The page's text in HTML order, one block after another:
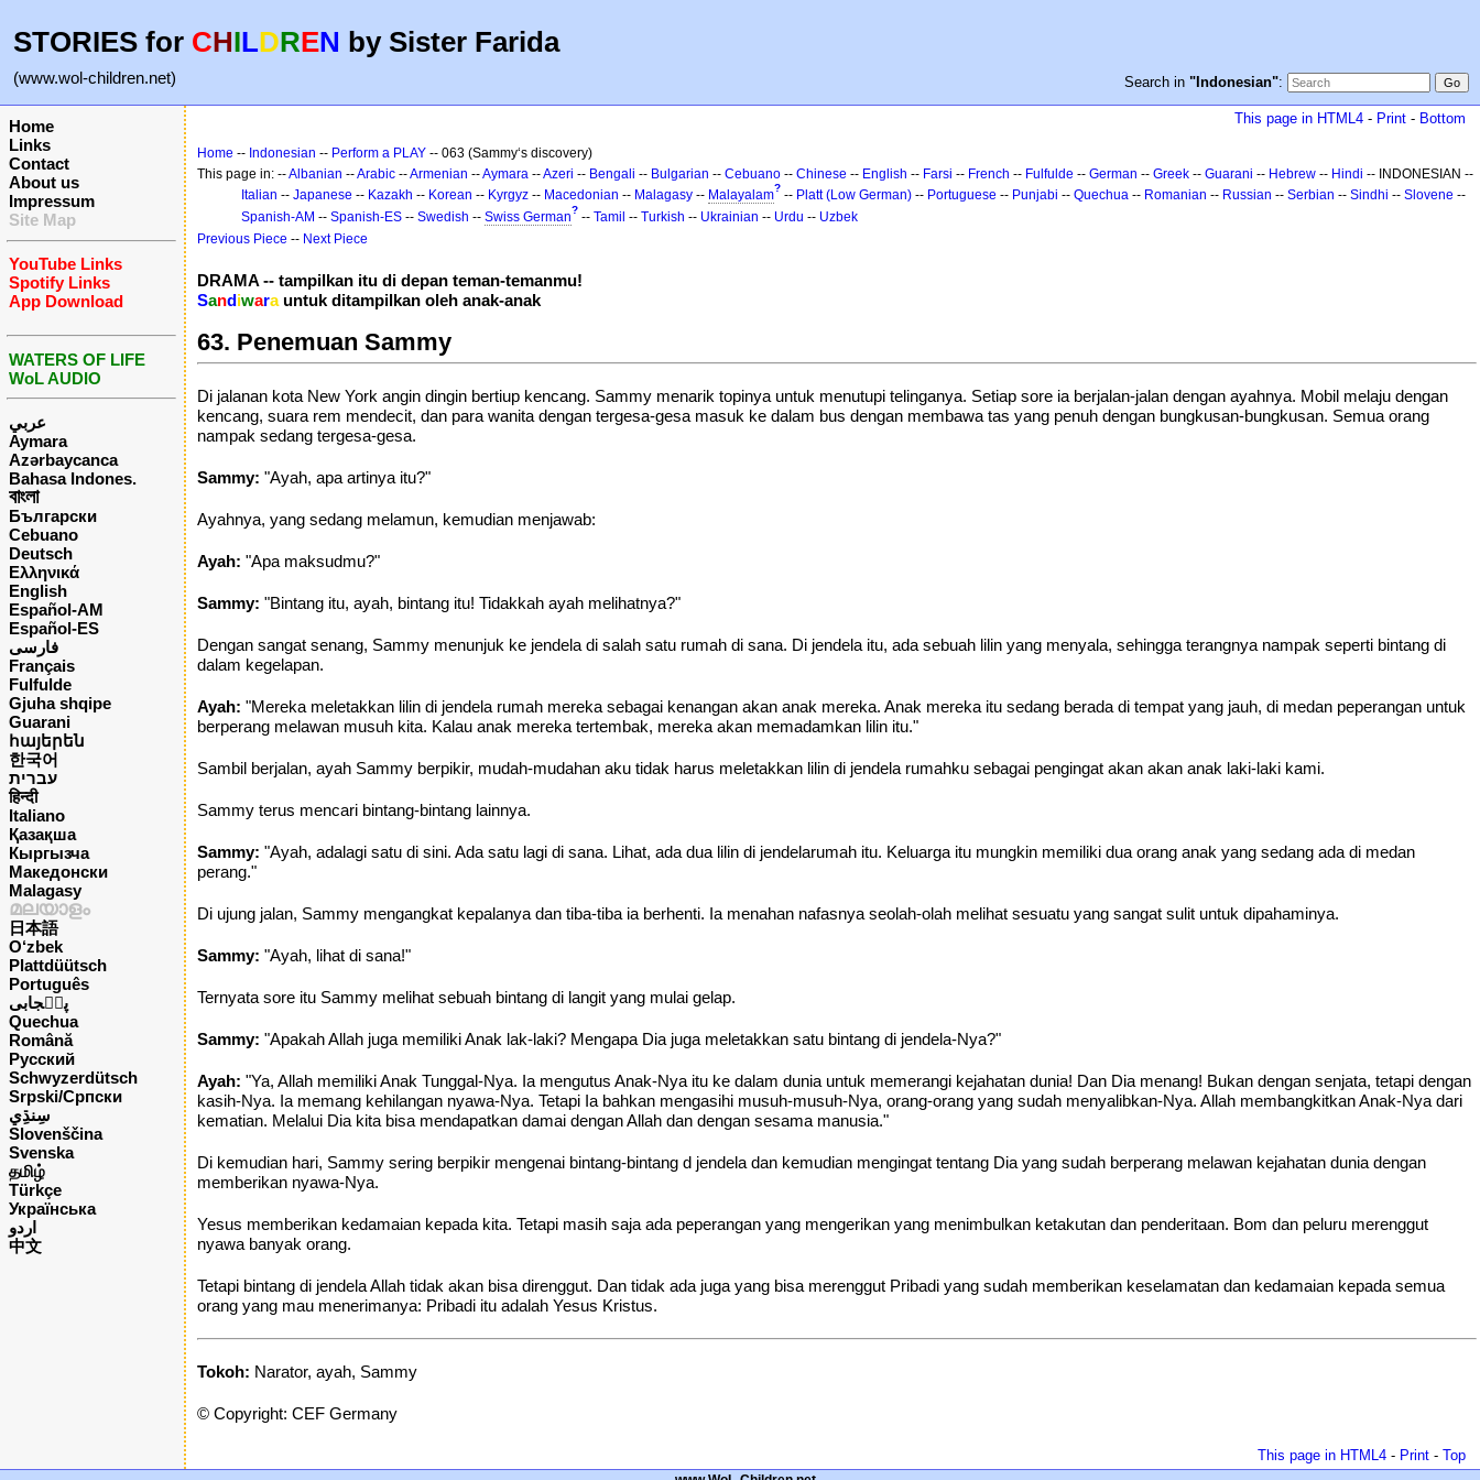
STORIES for CHILDREN by Sister Farida
(www.wol-children.net) Search in "Indonesian":
Home
Links
Contact
About us
Impressum
Site Map
YouTube Links
Spotify Links
App Download
WATERS OF LIFE
WoL AUDIO
عربي
Aymara
Azərbaycanca
Bahasa Indones.
বাংলা
Български
Cebuano
Deutsch
Ελληνικά
English
Español-AM
Español-ES
فارسی
Français
Fulfulde
Gjuha shqipe
Guarani
հայերեն
한국어
עברית
हिन्दी
Italiano
Қазақша
Кыргызча
Македонски
Malagasy
മലയാളം
日本語
O‘zbek
Plattdüütsch
Português
پن٘جابی
Quechua
Română
Русский
Schwyzerdütsch
Srpski/Српски
Slovenščina
Svenska
தமிழ்
Türkçe
Українська
اردو
中文
This page in HTML4 - Print - Bottom
Home -- Indonesian -- Perform a PLAY -- 063 (Sammy‘s discovery)
This page in: --Albanian --Arabic --Armenian --Aymara --Azeri -- Bengali -- Bulgarian -- Cebuano -- Chinese -- English -- Farsi -- French -- Fulfulde -- German -- Greek -- Guarani -- Hebrew -- Hindi -- INDONESIAN --
Italian -- Japanese -- Kazakh -- Korean -- Kyrgyz -- Macedonian -- Malagasy -- Malayalam? -- Platt (Low German) -- Portuguese -- Punjabi -- Quechua -- Romanian -- Russian -- Serbian -- Sindhi -- Slovene --
Spanish-AM -- Spanish-ES -- Swedish -- Swiss German? -- Tamil -- Turkish -- Ukrainian -- Urdu -- Uzbek
Previous Piece -- Next Piece
DRAMA -- tampilkan itu di depan teman-temanmu!
Sandiwarauntuk ditampilkan oleh anak-anak
63. Penemuan Sammy
Di jalanan kota New York angin dingin bertiup kencang. Sammy menarik topinya untuk menutupi telinganya. Setiap sore ia berjalan-jalan dengan ayahnya. Mobil melaju dengan
kencang, suara rem mendecit, dan para wanita dengan tergesa-gesa masuk ke dalam bus dengan membawa tas yang penuh dengan bungkusan-bungkusan. Semua orang
nampak sedang tergesa-gesa.
Sammy: "Ayah, apa artinya itu?"
Ayahnya, yang sedang melamun, kemudian menjawab:
Ayah: "Apa maksudmu?"
Sammy: "Bintang itu, ayah, bintang itu! Tidakkah ayah melihatnya?"
Dengan sangat senang, Sammy menunjuk ke jendela di salah satu rumah di sana. Di jendela itu, ada sebuah lilin yang menyala, sehingga terangnya nampak seperti bintang di
dalam kegelapan.
Ayah: "Mereka meletakkan lilin di jendela rumah mereka sebagai kenangan akan anak mereka. Anak mereka itu sedang berada di tempat yang jauh, di medan peperangan untuk
berperang melawan musuh kita. Kalau anak mereka tertembak, mereka akan memadamkan lilin itu."
Sambil berjalan, ayah Sammy berpikir, mudah-mudahan aku tidak harus meletakkan lilin di jendela rumahku sebagai pengingat akan akan anak laki-laki kami.
Sammy terus mencari bintang-bintang lainnya.
Sammy: "Ayah, adalagi satu di sini. Ada satu lagi di sana. Lihat, ada dua lilin di jendelarumah itu. Keluarga itu mungkin memiliki dua orang anak yang sedang ada di medan
perang."
Di ujung jalan, Sammy mengangkat kepalanya dan tiba-tiba ia berhenti. Ia menahan nafasnya seolah-olah melihat sesuatu yang sangat sulit untuk dipahaminya.
Sammy: "Ayah, lihat di sana!"
Ternyata sore itu Sammy melihat sebuah bintang di langit yang mulai gelap.
Sammy: "Apakah Allah juga memiliki Anak lak-laki? Mengapa Dia juga meletakkan satu bintang di jendela-Nya?"
Ayah: "Ya, Allah memiliki Anak Tunggal-Nya. Ia mengutus Anak-Nya itu ke dalam dunia untuk memerangi kejahatan dunia! Dan Dia menang! Bukan dengan senjata, tetapi dengan
kasih-Nya. Ia memang kehilangan nyawa-Nya. Tetapi Ia bahkan mengasihi musuh-musuh-Nya, orang-orang yang sudah menyalibkan-Nya. Allah membangkitkan Anak-Nya dari
kematian. Melalui Dia kita bisa mendapatkan damai dengan Allah dan dengan sesama manusia."
Di kemudian hari, Sammy sering berpikir mengenai bintang-bintang d jendela dan kemudian mengingat tentang Dia yang sudah berperang melawan kejahatan dunia dengan
memberikan nyawa-Nya.
Yesus memberikan kedamaian kepada kita. Tetapi masih saja ada peperangan yang mengerikan yang menimbulkan ketakutan dan penderitaan. Bom dan peluru merenggut
nyawa banyak orang.
Tetapi bintang di jendela Allah tidak akan bisa direnggut. Dan tidak ada juga yang bisa merenggut Pribadi yang sudah memberikan keselamatan dan kedamaian kepada semua
orang yang mau menerimanya: Pribadi itu adalah Yesus Kristus.
Tokoh: Narator, ayah, Sammy
© Copyright: CEF Germany
This page in HTML4 - Print - Top